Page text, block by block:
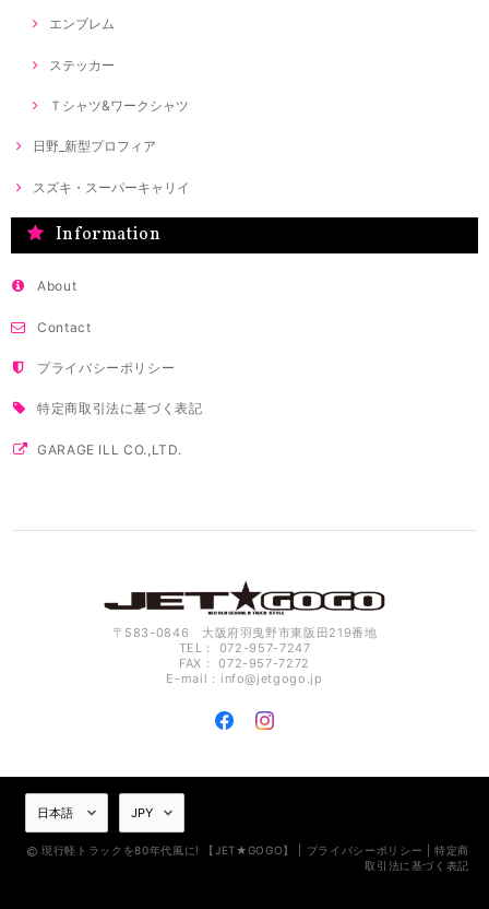
エンブレム
ステッカー
Ｔシャツ&ワークシャツ
日野_新型プロフィア
スズキ・スーパーキャリイ
Information
About
Contact
プライバシーポリシー
特定商取引法に基づく表記
GARAGE ILL CO.,LTD.
〒583-0846 大阪府羽曳野市東阪田219番地
TEL： 072-957-7247
FAX： 072-957-7272
E-mail： info@jetgogo.jp
現行軽トラックを80年代風に! 【JET★GOGO】 | プライバシーポリシー |特定商
取引法に基づく表記